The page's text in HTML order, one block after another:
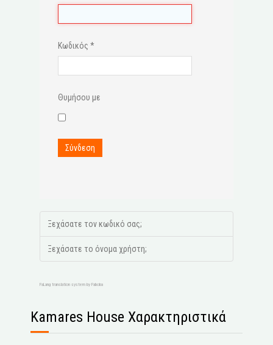
Κωδικός *
Θυμήσου με
Σύνδεση
Ξεχάσατε τον κωδικό σας;
Ξεχάσατε το όνομα χρήστη;
FaLang translation system by Faboba
Kamares House Χαρακτηριστικά